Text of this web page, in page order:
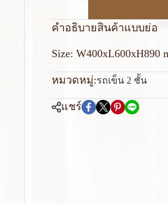
คำอธิบายสินค้าแบบย่อ
Size: W400xL600xH890
หมวดหมู่:รถเข็น 2 ชั้น
แชร์